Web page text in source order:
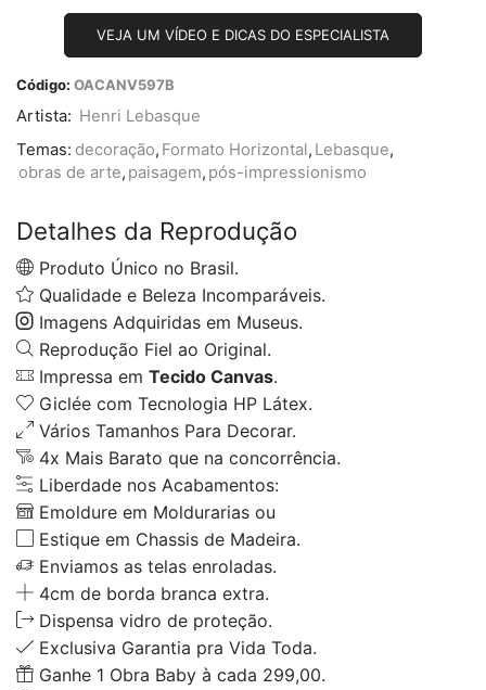
VEJA UM VÍDEO E DICAS DO ESPECIALISTA
Código: OACANV597B
Artista: Henri Lebasque
Temas: decoração, Formato Horizontal, Lebasque,
obras de arte, paisagem, pós-impressionismo
Detalhes da Reprodução
Produto Único no Brasil.
Qualidade e Beleza Incomparáveis.
Imagens Adquiridas em Museus.
Reprodução Fiel ao Original.
Impressa em Tecido Canvas.
Giclée com Tecnologia HP Látex.
Vários Tamanhos Para Decorar.
4x Mais Barato que na concorrência.
Liberdade nos Acabamentos:
Emoldure em Moldurarias ou
Estique em Chassis de Madeira.
Enviamos as telas enroladas.
4cm de borda branca extra.
Dispensa vidro de proteção.
Exclusiva Garantia pra Vida Toda.
Ganhe 1 Obra Baby à cada 299,00.